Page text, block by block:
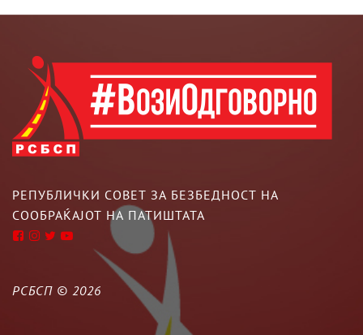
РЕПУБЛИЧКИ СОВЕТ ЗА БЕЗБЕДНОСТ НА
СООБРАЌАЈОТ НА ПАТИШТАТА
РСБСП © 2026